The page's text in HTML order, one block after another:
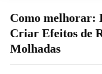
Como melhorar:
Criar Efeitos de
Molhadas